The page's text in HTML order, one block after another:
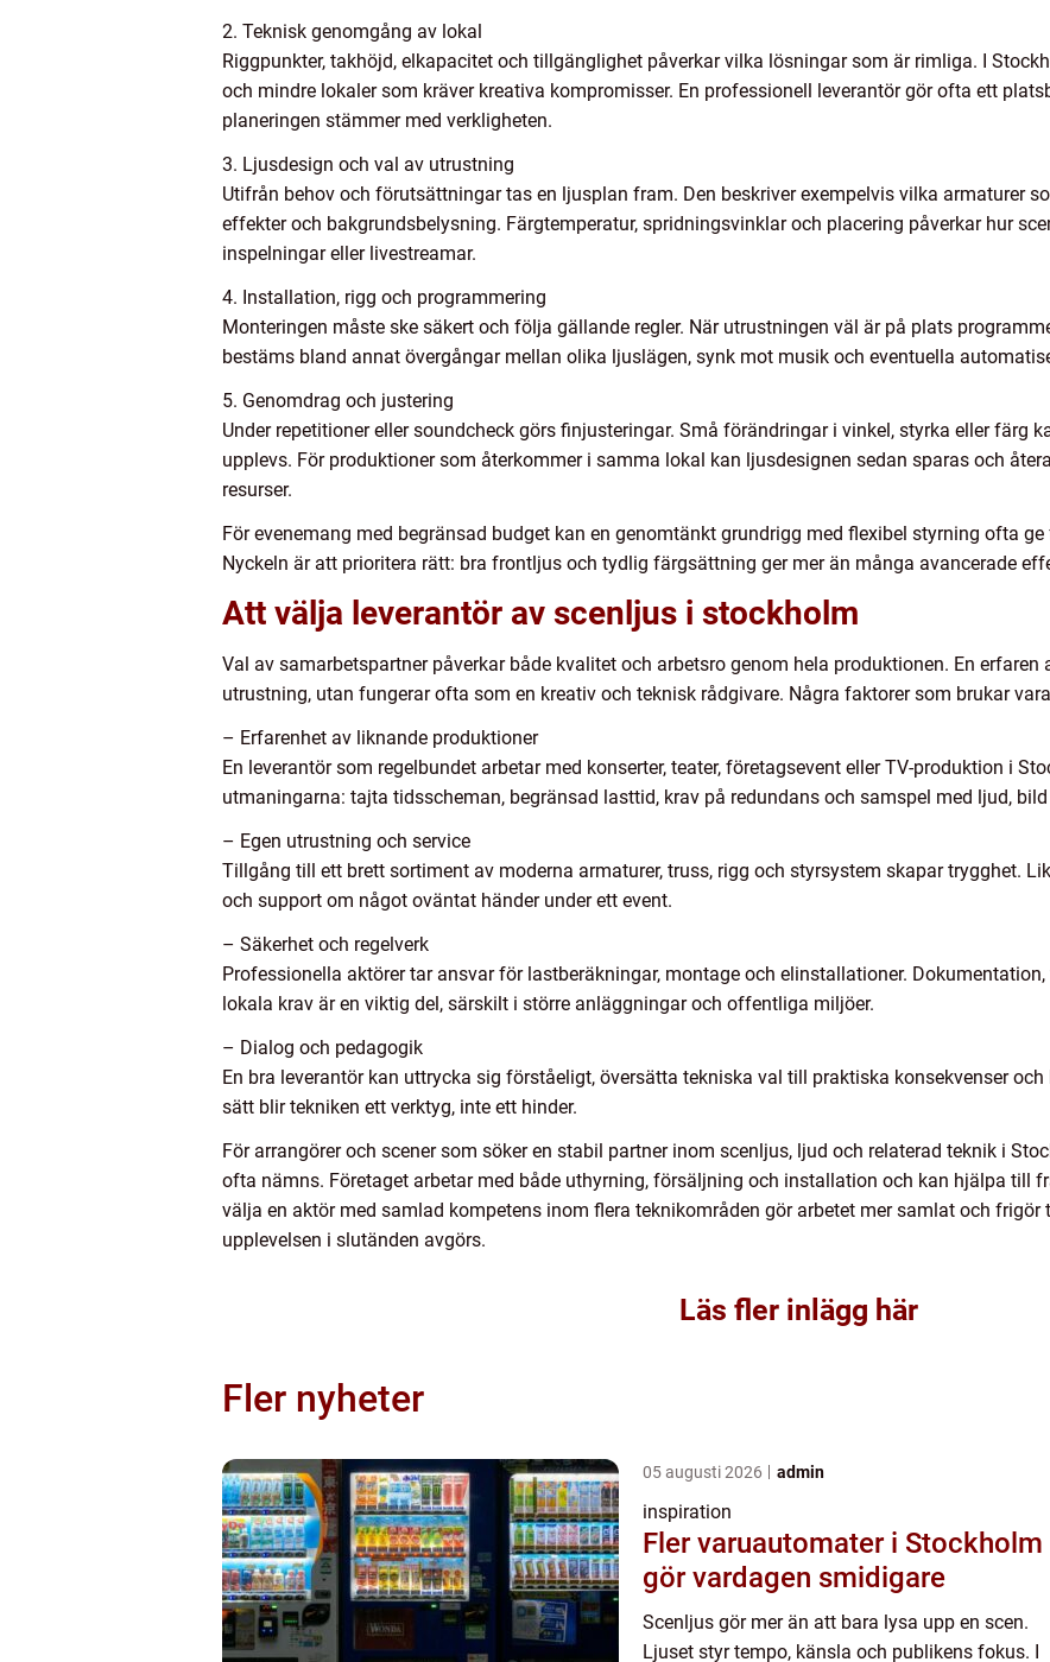
2. Teknisk genomgång av lokal
Riggpunkter, takhöjd, elkapacitet och tillgänglighet påverkar vilka lösningar som är rimliga. I
och mindre lokaler som kräver kreativa kompromisser. En professionell leverantör gör ofta ett
planeringen stämmer med verkligheten.
3. Ljusdesign och val av utrustning
Utifrån behov och förutsättningar tas en ljusplan fram. Den beskriver exempelvis vilka armaturer
effekter och bakgrundsbelysning. Färgtemperatur, spridningsvinklar och placering påverkar hur
inspelningar eller livestreamar.
4. Installation, rigg och programmering
Monteringen måste ske säkert och följa gällande regler. När utrustningen väl är på plats
bestäms bland annat övergångar mellan olika ljuslägen, synk mot musik och eventuella
5. Genomdrag och justering
Under repetitioner eller soundcheck görs finjusteringar. Små förändringar i vinkel, styrka eller färg
upplevs. För produktioner som återkommer i samma lokal kan ljusdesignen sedan sparas och
resurser.
För evenemang med begränsad budget kan en genomtänkt grundrigg med flexibel styrning ofta
Nyckeln är att prioritera rätt: bra frontljus och tydlig färgsättning ger mer än många avancerade
Att välja leverantör av scenljus i stockholm
Val av samarbetspartner påverkar både kvalitet och arbetsro genom hela produktionen. En
utrustning, utan fungerar ofta som en kreativ och teknisk rådgivare. Några faktorer som brukar
– Erfarenhet av liknande produktioner
En leverantör som regelbundet arbetar med konserter, teater, företagsevent eller TV-produktion i
utmaningarna: tajta tidsscheman, begränsad lasttid, krav på redundans och samspel med ljud,
– Egen utrustning och service
Tillgång till ett brett sortiment av moderna armaturer, truss, rigg och styrsystem skapar trygghet.
och support om något oväntat händer under ett event.
– Säkerhet och regelverk
Professionella aktörer tar ansvar för lastberäkningar, montage och elinstallationer.
lokala krav är en viktig del, särskilt i större anläggningar och offentliga miljöer.
– Dialog och pedagogik
En bra leverantör kan uttrycka sig förståeligt, översätta tekniska val till praktiska konsekvenser
sätt blir tekniken ett verktyg, inte ett hinder.
För arrangörer och scener som söker en stabil partner inom scenljus, ljud och relaterad teknik i
ofta nämns. Företaget arbetar med både uthyrning, försäljning och installation och kan hjälpa till
välja en aktör med samlad kompetens inom flera teknikområden gör arbetet mer samlat och frigör
upplevelsen i slutänden avgörs.
Läs fler inlägg här
Fler nyheter
05 augusti 2026 admin
inspiration
Fler varuautomater i Stockholm
gör vardagen smidigare
Scenljus gör mer än att bara lysa upp en scen.
Ljuset styr tempo, känsla och publikens fokus. I